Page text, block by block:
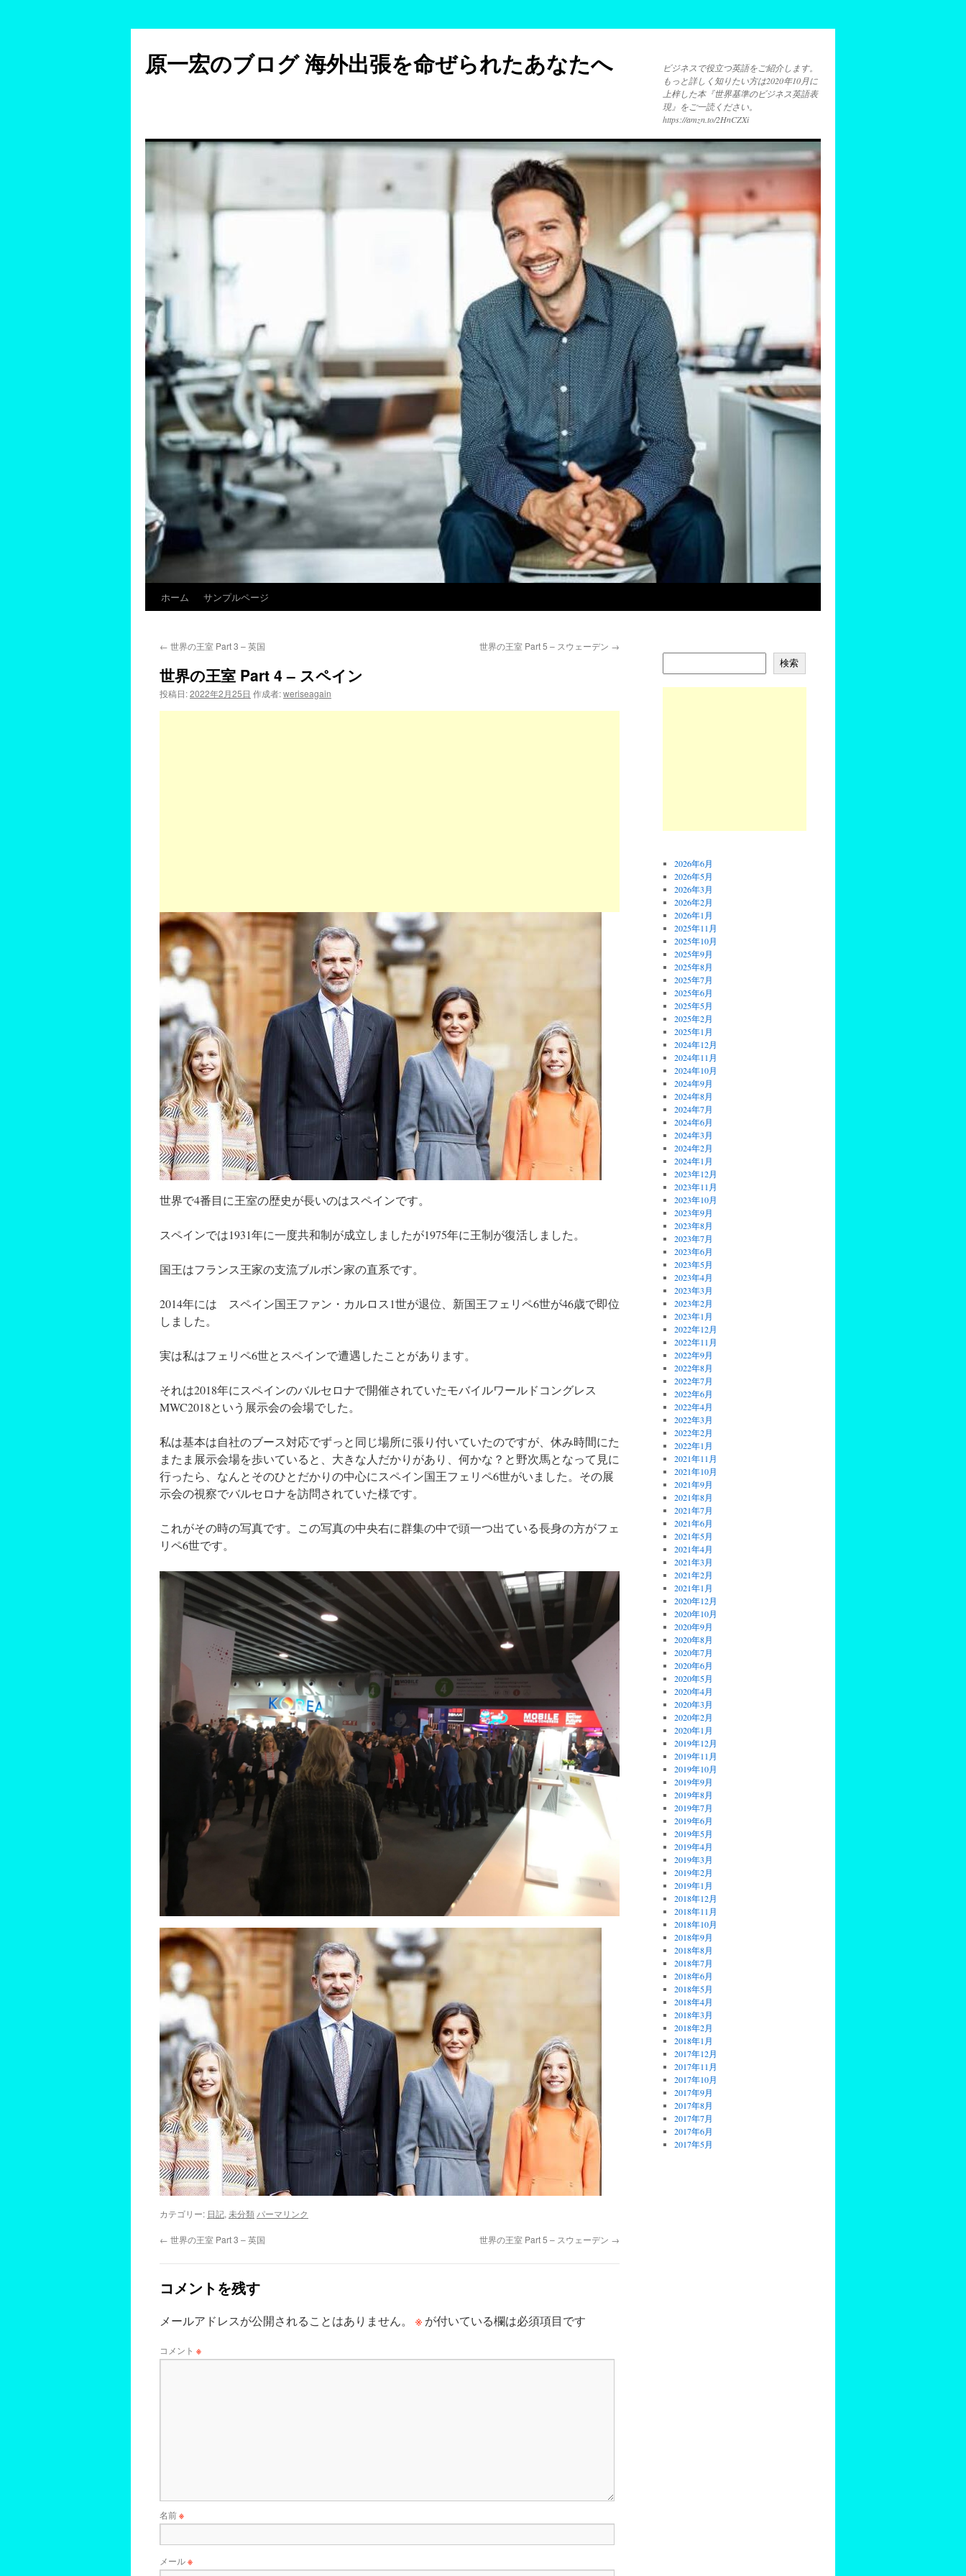
テ
ン
ッ
原一宏のブログ 海外出張を命ぜられたあなたへ
ビジネスで役立つ英語をご紹介します。
もっと詳しく知りたい方は2020年10月に
上梓した本『世界基準のビジネス英語表
現』をご一読ください。
https://amzn.to/2HnCZXi
ホーム サンプルページ
← 世界の王室 Part 3 – 英国 世界の王室 Part 5 – スウェーデン →
世界の王室 Part 4 – スペイン
投稿日:2022年2月25日 作成者:weriseagain
世界で4番目に王室の歴史が長いのはスペインです。
スペインでは1931年に一度共和制が成立しましたが1975年に王制が復活しました。
国王はフランス王家の支流ブルボン家の直系です。
2014年には スペイン国王ファン・カルロス1世が退位、新国王フェリペ6世が46歳で即位
しました。
実は私はフェリペ6世とスペインで遭遇したことがあります。
それは2018年にスペインのバルセロナで開催されていたモバイルワールドコングレス
MWC2018という展示会の会場でした。
私は基本は自社のブース対応でずっと同じ場所に張り付いていたのですが、休み時間にた
またま展示会場を歩いていると、大きな人だかりがあり、何かな？と野次馬となって見に
行ったら、なんとそのひとだかりの中心にスペイン国王フェリペ6世がいました。その展
示会の視察でバルセロナを訪問されていた様です。
これがその時の写真です。この写真の中央右に群集の中で頭一つ出ている長身の方がフェ
リペ6世です。
カテゴリー: 日記, 未分類 パーマリンク
← 世界の王室 Part 3 – 英国 世界の王室 Part 5 – スウェーデン →
コメントを残す
メールアドレスが公開されることはありません。 ※ が付いている欄は必須項目です
コメント ※
名前※
メール※
検索
2026年6月
2026年5月
2026年3月
2026年2月
2026年1月
2025年11月
2025年10月
2025年9月
2025年8月
2025年7月
2025年6月
2025年5月
2025年2月
2025年1月
2024年12月
2024年11月
2024年10月
2024年9月
2024年8月
2024年7月
2024年6月
2024年3月
2024年2月
2024年1月
2023年12月
2023年11月
2023年10月
2023年9月
2023年8月
2023年7月
2023年6月
2023年5月
2023年4月
2023年3月
2023年2月
2023年1月
2022年12月
2022年11月
2022年9月
2022年8月
2022年7月
2022年6月
2022年4月
2022年3月
2022年2月
2022年1月
2021年11月
2021年10月
2021年9月
2021年8月
2021年7月
2021年6月
2021年5月
2021年4月
2021年3月
2021年2月
2021年1月
2020年12月
2020年10月
2020年9月
2020年8月
2020年7月
2020年6月
2020年5月
2020年4月
2020年3月
2020年2月
2020年1月
2019年12月
2019年11月
2019年10月
2019年9月
2019年8月
2019年7月
2019年6月
2019年5月
2019年4月
2019年3月
2019年2月
2019年1月
2018年12月
2018年11月
2018年10月
2018年9月
2018年8月
2018年7月
2018年6月
2018年5月
2018年4月
2018年3月
2018年2月
2018年1月
2017年12月
2017年11月
2017年10月
2017年9月
2017年8月
2017年7月
2017年6月
2017年5月